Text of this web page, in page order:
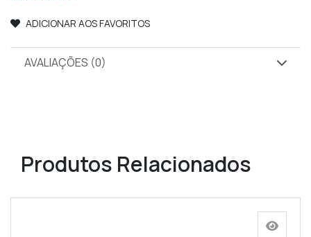
ADICIONAR AOS FAVORITOS
AVALIAÇÕES (0)
Produtos Relacionados